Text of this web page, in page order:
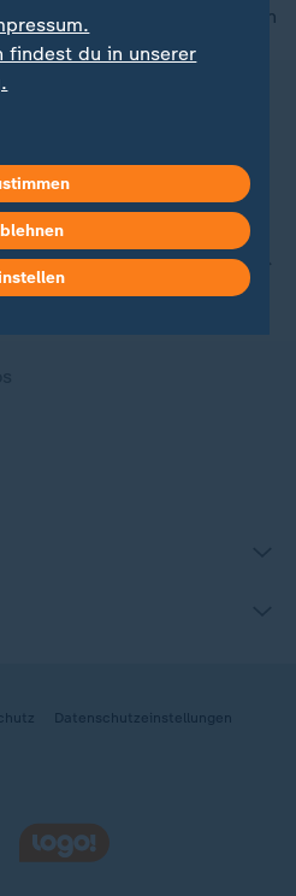
nach oben
Datenschutzeinstellungen
findest du in unserer